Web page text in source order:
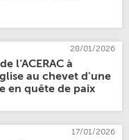
28/01/2026
l’ACERAC à
au chevet d'une
en quête de paix
17/01/2026